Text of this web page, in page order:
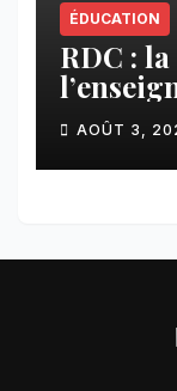
ÉDUCATION
RDC :
vision
Félix
par
AOÛT 3,